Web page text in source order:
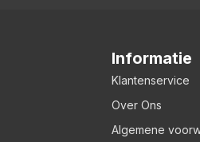
Informatie
Klantenservice
Over Ons
Algemene